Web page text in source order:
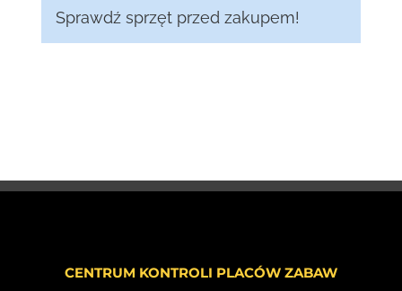
Sprawdź sprzęt przed zakupem!
CENTRUM KONTROLI PLACÓW ZABAW